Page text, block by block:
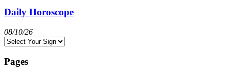
Daily Horoscope
08/10/26
Pages